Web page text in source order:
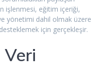
işlenmesi, eğitim içeriği,
yönetimi dahil olmak üzere
için gerçekleşir.
Veri